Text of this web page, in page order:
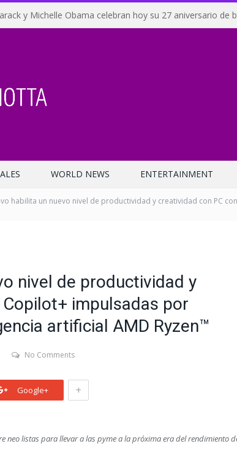
y Michelle Obama celebran hoy su 27 aniversario de
WORLD NEWS ENTERTAINMENT
habilita un nuevo nivel de productividad y creatividad con PC
nivel de productividad y
impulsadas por
artificial AMD Ryzen™
No Comments
Google+ +
neo listas para llevar a las pyme a la próxima era del rendimiento